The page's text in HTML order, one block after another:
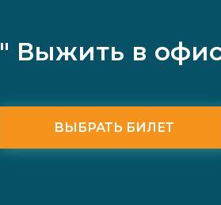
" Выжить в
ВЫБРАТЬ БИЛЕТ